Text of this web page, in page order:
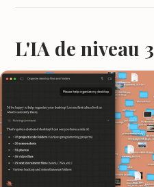
L'IA de niveau 3